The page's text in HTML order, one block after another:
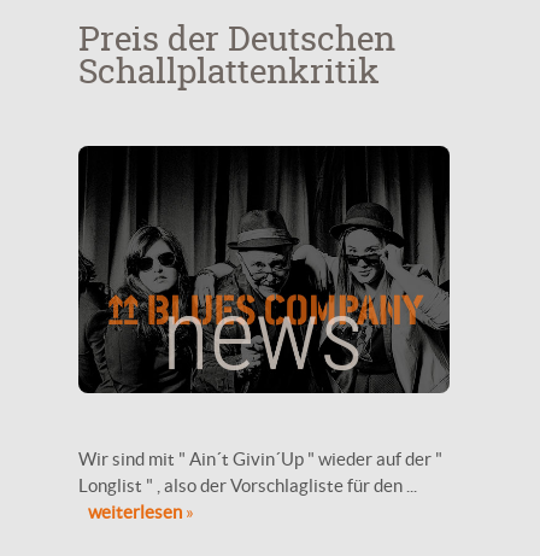
Preis der Deutschen
Schallplattenkritik
Wir sind mit " Ain´t Givin´Up " wieder auf der "
Longlist " , also der Vorschlagliste für den ...
weiterlesen »